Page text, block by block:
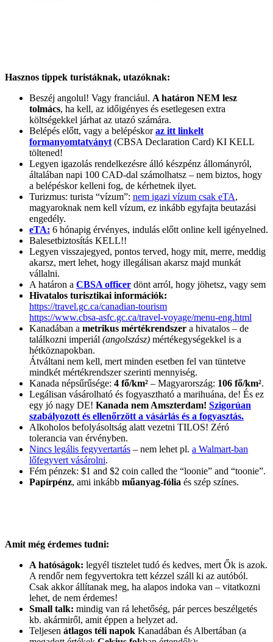
Hasznos tippek turistáknak, utazóknak:
Beszéj angolul! Vagy franciául. A határon NEM lesz
tolmács, ha kell, az időigényes és esetlegesen extra
költségekkel járhat az utazó számára.
Belépés előtt, vagy a belépéskoraz itt linkelt
formanyomtatványt (CBSA Declaration Card) KI KELL
töltened!
Legyen igazolás rendelkezésre álló készpénz állományról,
általában napi 100 CAD-dal számolhatsz – nem biztos, hogy
a belépéskor kelleni fog, de kérhetnek ilyet.
Turizmus: turista “vízum”: nem igazi vízum csak eTA,
magyaroknak nem kell vízum, ez inkább egyfajta beutazási
engedély.
eTA: 6 hónapig érvényes, indulás előtt online kell igényelned.
Balesetbiztosítás KELL!!
Legyen visszajegyed, pontos terved, hogy mit, merre, meddig
akarsz, mert lehet, hogy illegálisan akarsz majd munkát
vállalni.
A határon a CBSA officer dönt arról, hogy jöhetsz, vagy sem
Hivatalos turisztikai információk:
https://travel.gc.ca/canadian-tourism
https://www.cbsa-asfc.gc.ca/travel-voyage/menu-eng.html
Kanadában a metrikus mértékrendszer a hivatalos – de
találkozni imperiál (angolszász) mértékegységekkel is a
hétköznapokban.
Átváltani nem kell, mert minden esetben fel van tüntetve
mindkét mértékrendszer szerinti mennyiség.
Kanada népsűrűsége: 4 fő/km² – Magyarország: 106 fő/km².
Legálisan vásárolható és fogyasztható a marihuána, de! És ez
egy jó nagy DE! Kanada nem Amszterdam! Szigorúan
szabályozott és ellenőrzött a vásárlás és a fogyasztás.
Alkoholos befolyásoltság alatt vezetni TILOS! Zéró
tolerancia van érvényben.
Nincs legális fegyvertartás – nem lehet pl. a Walmart-ban
lőfegyvert vásárolni.
Fém pénzek: $1 and $2 coin called the “loonie” and “toonie”.
Papírpénz, ami inkább műanyag-fólia és szép színes.
Amit még érdemes tudni:
A hatóságok: legyél tisztelet tudó és kedves, mert Ők is azok.
A rendőr nem fegyvertokra tett kézzel száll ki az autóból.
Csak akkor állítanak meg, ha alapos indoka van – vitatkozni
lehet, de nem érdemes!
Small talk: mindig van rá lehetőség, pár perces beszélgetés
kb. akármiről, amit éppen a helyzet ad.
Teljesen átlagos téli napok Kanadában és Albertában (a